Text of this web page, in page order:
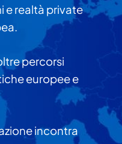
e realtà private
percorsi
europee e
incontra